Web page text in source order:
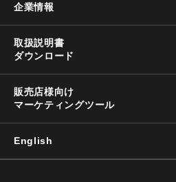
企業情報
取扱説明書
ダウンロード
販売店様向け
マーケティングツール
English